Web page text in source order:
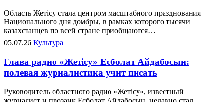
Область Жетісу стала центром масштабного празднования
Национального дня домбры, в рамках которого тысячи
казахстанцев по всей стране приобщаются…
05.07.26 Культура
Глава радио «Жетісу» Есболат Айдабосын:
полевая журналистика учит писать
Руководитель областного радио «Жетісу», известный
журналист и прозаик Есболат Айдабосын, недавно стал